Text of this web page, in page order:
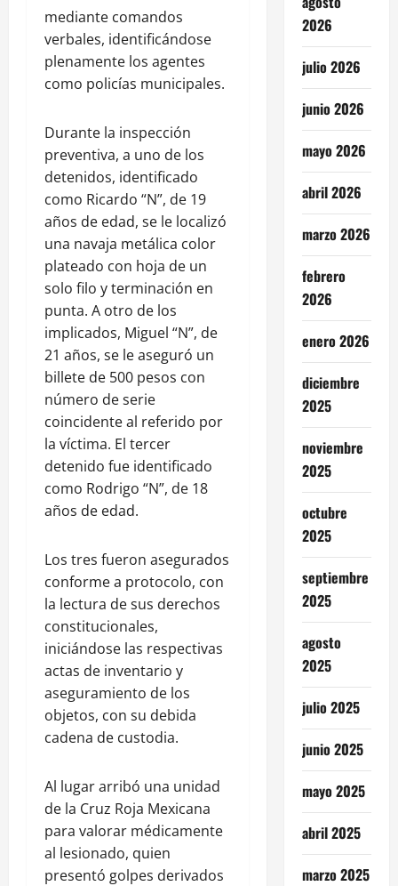
mediante comandos
verbales, identificándose
plenamente los agentes
como policías municipales.
Durante la inspección
preventiva, a uno de los
detenidos, identificado
como Ricardo “N”, de 19
años de edad, se le localizó
una navaja metálica color
plateado con hoja de un
solo filo y terminación en
punta. A otro de los
implicados, Miguel “N”, de
21 años, se le aseguró un
billete de 500 pesos con
número de serie
coincidente al referido por
la víctima. El tercer
detenido fue identificado
como Rodrigo “N”, de 18
años de edad.
Los tres fueron asegurados
conforme a protocolo, con
la lectura de sus derechos
constitucionales,
iniciándose las respectivas
actas de inventario y
aseguramiento de los
objetos, con su debida
cadena de custodia.
Al lugar arribó una unidad
de la Cruz Roja Mexicana
para valorar médicamente
al lesionado, quien
presentó golpes derivados
2026
julio 2026
junio 2026
mayo 2026
abril 2026
marzo 2026
febrero
2026
enero 2026
diciembre
2025
noviembre
2025
octubre
2025
septiembre
2025
agosto
2025
julio 2025
junio 2025
mayo 2025
abril 2025
marzo 2025